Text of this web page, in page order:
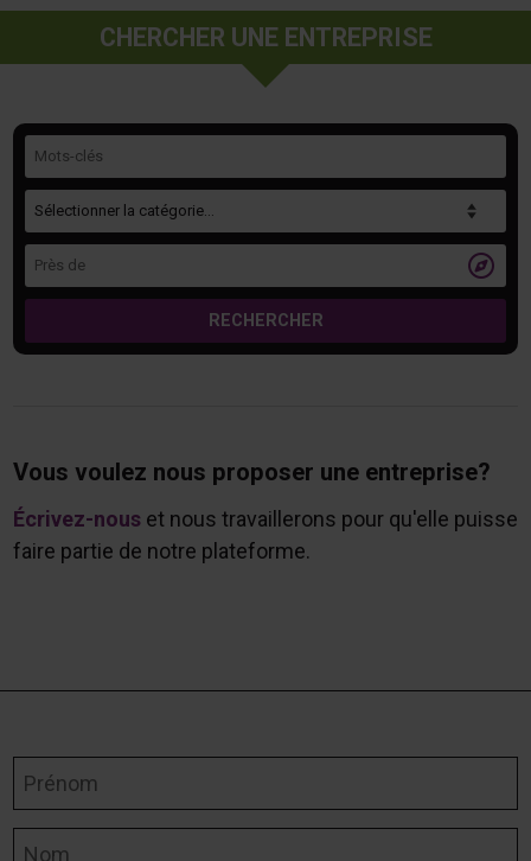
CHERCHER UNE ENTREPRISE

RECHERCHER
Vous voulez nous proposer une entreprise?
Écrivez-nouset nous travaillerons pour qu'elle puisse
faire partie de notre plateforme.